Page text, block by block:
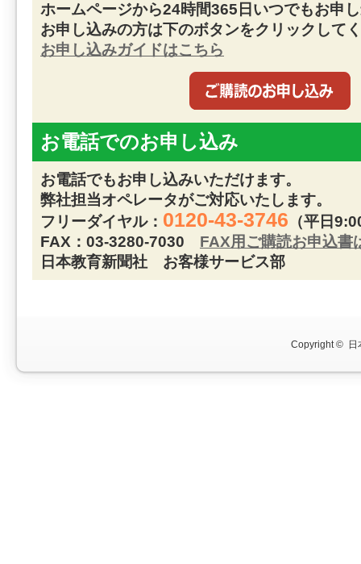
ホームページから24時間365日いつでもお申
お申し込みの方は下のボタンをクリックして
お申し込みガイドはこちら
お電話でのお申し込み
お電話でもお申し込みいただけます。
弊社担当オペレータがご対応いたします。
フリーダイヤル： 0120-43-3746 （平日
FAX：03-3280-7030 FAX用ご購読お申込書
日本教育新聞社 お客様サービス部
Copyright © 日